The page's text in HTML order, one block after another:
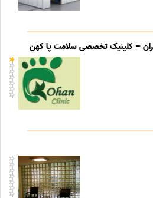
– کلینیک تخصصی سلامت پا کهن